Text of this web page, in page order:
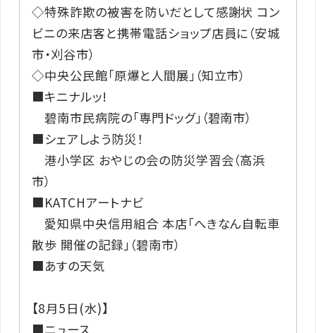
◇特殊詐欺の被害を防いだとして感謝状 コン
ビニの来店客と携帯電話ショップ店員に（安城
市・刈谷市）
◇中央公民館「原爆と人間展」（知立市）
■キニナルッ!
碧南市民病院の「専門ドッグ」（碧南市）
■シェアしよう防災！
港小学区 おやじの会の防災学習会（高浜
市）
■KATCHアートナビ
愛知県中央信用組合 本店「へきなん自転車
散歩 開催の記録」（碧南市）
■あすの天気
【8月5日(水)】
■ニュース